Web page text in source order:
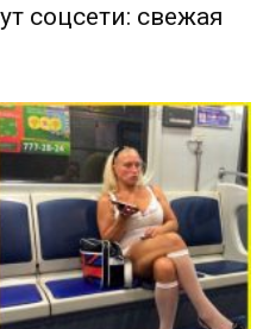
соцсети: свежая